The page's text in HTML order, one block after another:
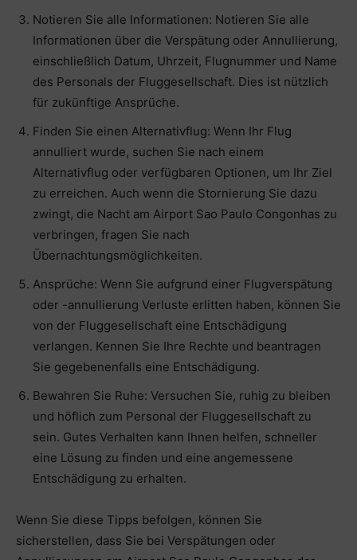
Notieren Sie alle Informationen: Notieren Sie alle
Informationen über die Verspätung oder Annullierung,
einschließlich Datum, Uhrzeit, Flugnummer und Name
des Personals der Fluggesellschaft. Dies ist nützlich
für zukünftige Ansprüche.
Finden Sie einen Alternativflug: Wenn Ihr Flug
annulliert wurde, suchen Sie nach einem
Alternativflug oder verfügbaren Optionen, um Ihr Ziel
zu erreichen. Auch wenn die Stornierung Sie dazu
zwingt, die Nacht am Airport Sao Paulo Congonhas zu
verbringen, fragen Sie nach
Übernachtungsmöglichkeiten.
Ansprüche: Wenn Sie aufgrund einer Flugverspätung
oder -annullierung Verluste erlitten haben, können Sie
von der Fluggesellschaft eine Entschädigung
verlangen. Kennen Sie Ihre Rechte und beantragen
Sie gegebenenfalls eine Entschädigung.
Bewahren Sie Ruhe: Versuchen Sie, ruhig zu bleiben
und höflich zum Personal der Fluggesellschaft zu
sein. Gutes Verhalten kann Ihnen helfen, schneller
eine Lösung zu finden und eine angemessene
Entschädigung zu erhalten.
Wenn Sie diese Tipps befolgen, können Sie
sicherstellen, dass Sie bei Verspätungen oder